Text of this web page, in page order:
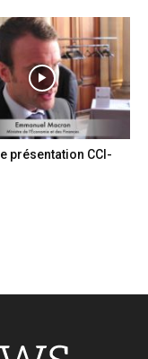
présentation CCI-